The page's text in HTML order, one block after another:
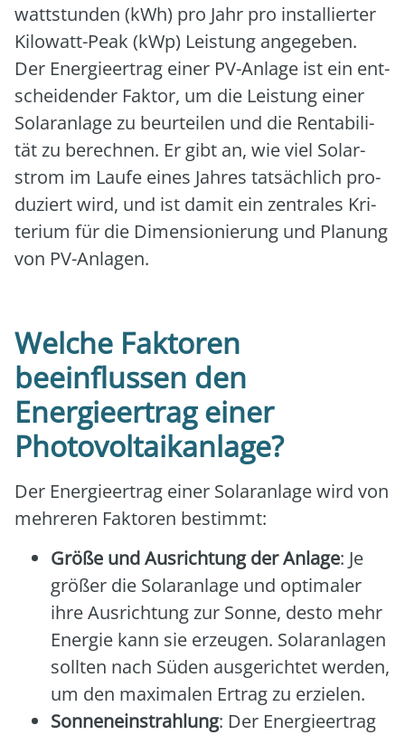
watt­stun­den (kWh) pro Jahr pro instal­lier­ter
Kilo­watt-Peak (kWp) Leis­tung ange­ge­ben.
Der Ener­gie­er­trag einer PV-Anla­ge ist ein ent­
schei­den­der Fak­tor, um die Leis­tung einer
Solar­an­la­ge zu beur­tei­len und die Ren­ta­bi­li­
tät zu berech­nen. Er gibt an, wie viel Solar­
strom im Lau­fe eines Jah­res tat­säch­lich pro­
du­ziert wird, und ist damit ein zen­tra­les Kri­
te­ri­um für die Dimen­sio­nie­rung und Pla­nung
von PV-Anla­gen.
Welche Faktoren
beeinflussen den
Energieertrag einer
Photovoltaikanlage?
Der Ener­gie­er­trag einer Solar­an­la­ge wird von
meh­re­ren Fak­to­ren bestimmt:
Grö­ße und Aus­rich­tung der Anla­ge: Je
grö­ßer die Solar­an­la­ge und opti­ma­ler
ihre Aus­rich­tung zur Son­ne, des­to mehr
Ener­gie kann sie erzeu­gen. Solar­an­la­gen
soll­ten nach Süden aus­ge­rich­tet wer­den,
um den maxi­ma­len Ertrag zu erzie­len.
Son­nen­ein­strah­lung: Der Ener­gie­er­trag